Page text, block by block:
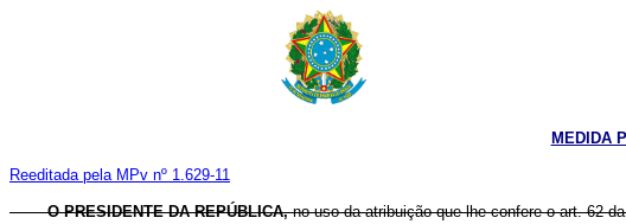
MEDIDA
Reeditada pela MPv nº 1.629-11
O PRESIDENTE DA REPÚBLICA,no uso da atribuição que lhe confere o art. 62